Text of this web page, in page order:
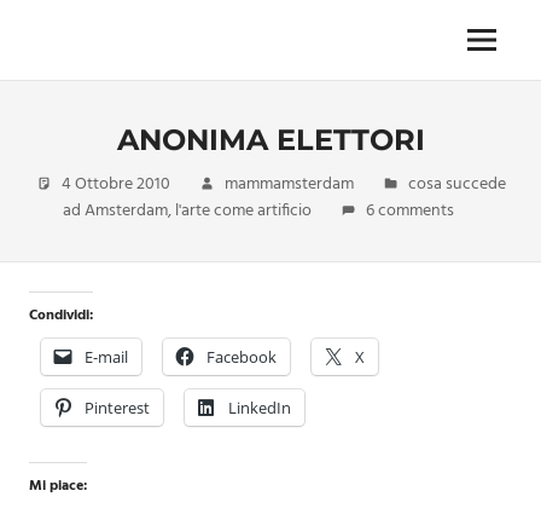
content
imprescindibile,
da
formato
monodose
nuova
confezione
migliorata
Menu
ANONIMA ELETTORI
4 Ottobre 2010 mammamsterdam
cosa succede
ad Amsterdam,l'arte come artificio 6 comments
Condividi:
E-mail Facebook X
Pinterest LinkedIn
Mi piace: